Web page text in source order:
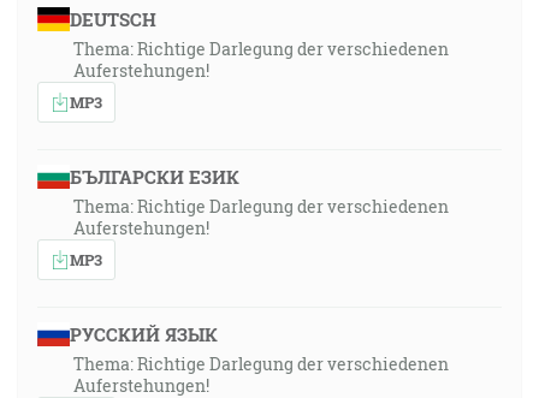
DEUTSCH
Thema: Richtige Darlegung der verschiedenen
Auferstehungen!
MP3
БЪЛГАРСКИ ЕЗИК
Thema: Richtige Darlegung der verschiedenen
Auferstehungen!
MP3
РУССКИЙ ЯЗЫК
Thema: Richtige Darlegung der verschiedenen
Auferstehungen!